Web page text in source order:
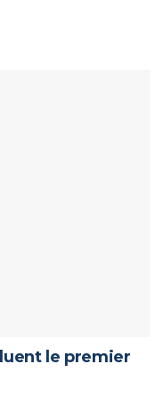
le premier